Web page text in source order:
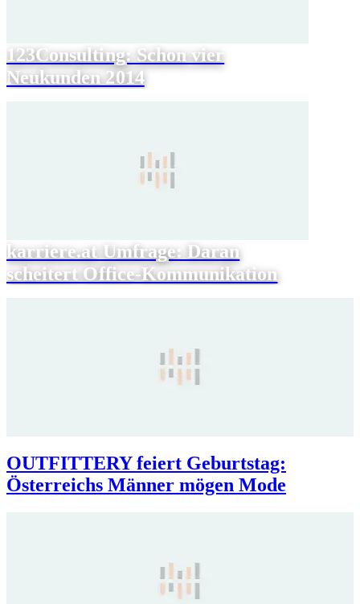
123Consulting: Schon vier
Neukunden 2014
karriere.at Umfrage: Daran
scheitert Office-Kommunikation
OUTFITTERY feiert Geburtstag:
Österreichs Männer mögen Mode